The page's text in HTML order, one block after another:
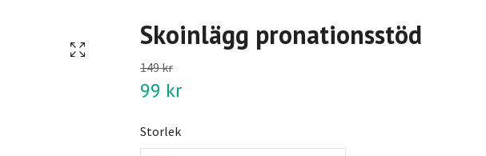
Skoinlägg pronationsstöd
149 kr
99 kr
Storlek